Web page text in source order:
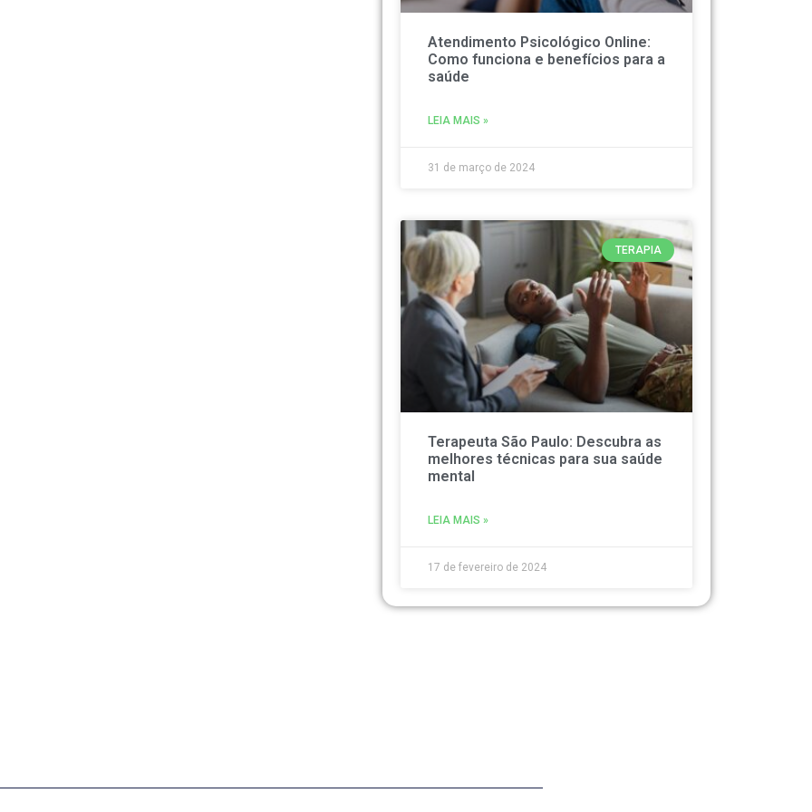
Atendimento Psicológico Online:
Como funciona e benefícios para a
saúde
LEIA MAIS »
31 de março de 2024
TERAPIA
Terapeuta São Paulo: Descubra as
melhores técnicas para sua saúde
mental
LEIA MAIS »
17 de fevereiro de 2024